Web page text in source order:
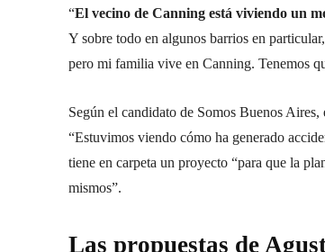
“El vecino de Canning está viviendo un
Y sobre todo en algunos barrios en
pero mi familia vive en Canning. Tenemos
Según el candidato de Somos Buenos
“Estuvimos viendo cómo ha generado
tiene en carpeta un proyecto “para que la
mismos”.
Las propuestas de